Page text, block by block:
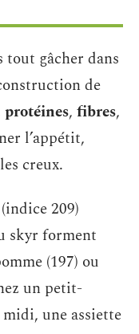
tout gâcher dans
de
protéines, fibres,
l’appétit,
creux.
(indice 209)
skyr forment
(197) ou
un petit-
une assiette